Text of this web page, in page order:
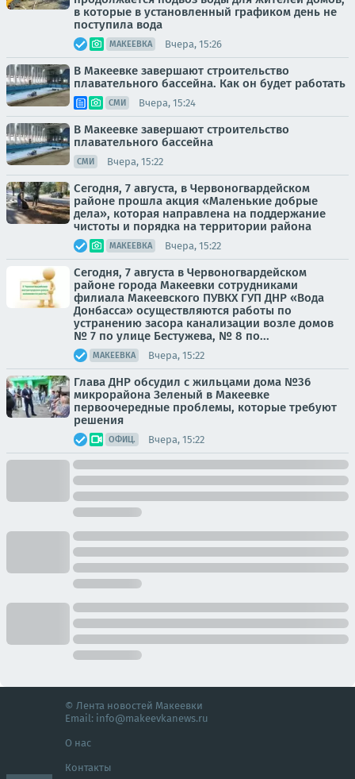
в которые в установленный графиком день не
поступила вода
МАКЕЕВКА Вчера, 15:26
В Макеевке завершают строительство
плавательного бассейна. Как он будет работать
СМИ Вчера, 15:24
В Макеевке завершают строительство
плавательного бассейна
СМИ Вчера, 15:22
Сегодня, 7 августа, в Червоногвардейском
районе прошла акция «Маленькие добрые
дела», которая направлена на поддержание
чистоты и порядка на территории района
МАКЕЕВКА Вчера, 15:22
Сегодня, 7 августа в Червоногвардейском
районе города Макеевки сотрудниками
филиала Макеевского ПУВКХ ГУП ДНР «Вода
Донбасса» осуществляются работы по
устранению засора канализации возле домов
№ 7 по улице Бестужева, № 8 по...
МАКЕЕВКА Вчера, 15:22
Глава ДНР обсудил с жильцами дома №36
микрорайона Зеленый в Макеевке
первоочередные проблемы, которые требуют
решения
ОФИЦ. Вчера, 15:22
© Лента новостей Макеевки
Email: info@makeevkanews.ru
О нас
Контакты